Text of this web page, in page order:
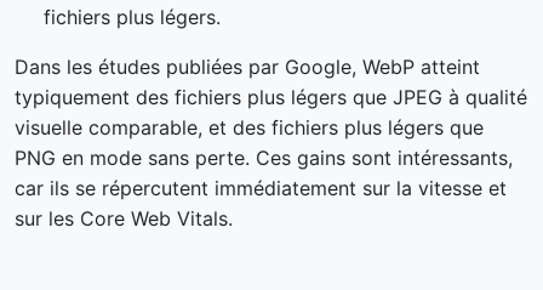
fichiers plus légers.
Dans les études publiées par Google, WebP atteint
typiquement des fichiers plus légers que JPEG à qualité
visuelle comparable, et des fichiers plus légers que
PNG en mode sans perte. Ces gains sont intéressants,
car ils se répercutent immédiatement sur la vitesse et
sur les Core Web Vitals.